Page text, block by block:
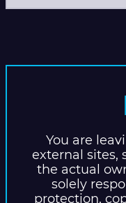
You are
external sites,
the actual
solely
protection,